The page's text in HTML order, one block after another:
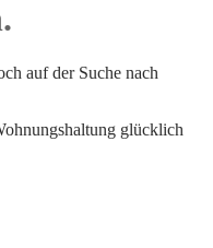
auf der Suche nach
glücklich